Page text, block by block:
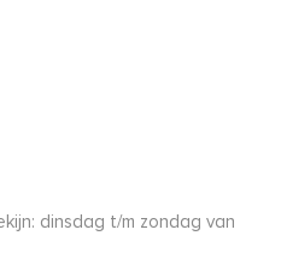
dinsdag t/m zondag van